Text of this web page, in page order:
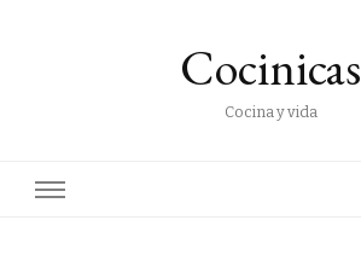
Cocinicas
Cocina y vida